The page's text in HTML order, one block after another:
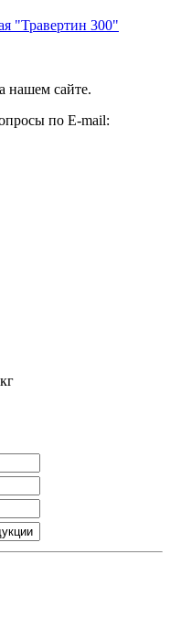
"Травертин 300"
нашем сайте.
по E-mail: